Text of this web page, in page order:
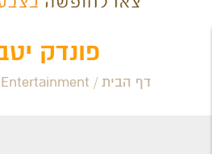
חיפוש
Search Category / Business
פונדק
דף הבית /
Entertainment